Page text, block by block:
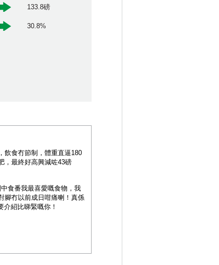
133.8磅
30.8%
飲食冇節制，體重直逼180
，最終好高興減咗43磅
食番我最喜愛嘅食物，我
腳冇以前成日咁痛喇！真係
紹比睇緊嘅你！